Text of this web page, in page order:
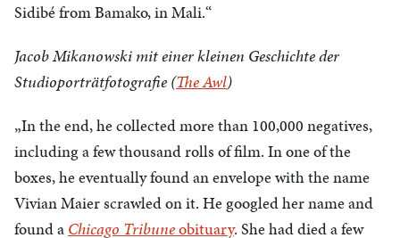
Sidibé from Bamako, in Mali.“
Jacob Mikanowski mit einer kleinen Geschichte der
Studioporträtfotografie (The Awl)
„In the end, he collected more than 100,000 negatives,
including a few thousand rolls of film. In one of the
boxes, he eventually found an envelope with the name
Vivian Maier scrawled on it. He googled her name and
found a Chicago Tribuneobituary. She had died a few